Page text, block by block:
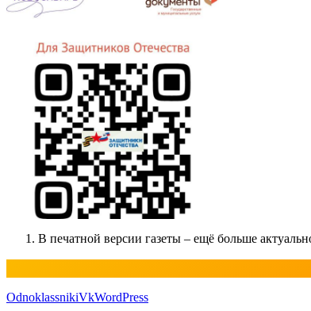
В печатной версии газеты – ещё больше
OdnoklassnikiVkWordPress